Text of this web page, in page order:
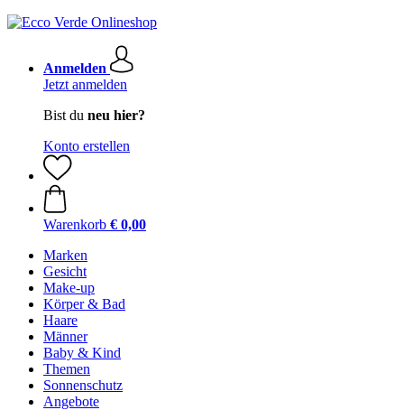
Anmelden
Jetzt anmelden
Bist du neu hier?
Konto erstellen
Warenkorb € 0,00
Marken
Gesicht
Make-up
Körper & Bad
Haare
Männer
Baby & Kind
Themen
Sonnenschutz
Angebote